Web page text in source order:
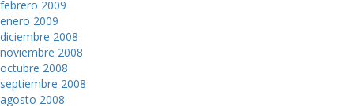
febrero 2009
enero 2009
diciembre 2008
noviembre 2008
octubre 2008
septiembre 2008
agosto 2008